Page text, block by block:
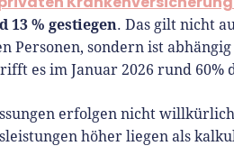
13 % gestiegen. Das gilt nicht
Personen, sondern ist
es im Januar 2026 rund 60%
erfolgen nicht
höher liegen als